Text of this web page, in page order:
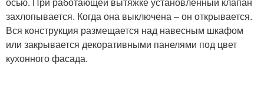
захлопывается. Когда она выключена – он открывается.
Вся конструкция размещается над навесным шкафом
или закрывается декоративными панелями под цвет
кухонного фасада.